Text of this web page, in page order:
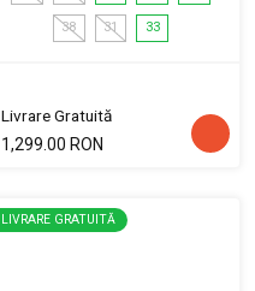
38 31 33
Livrare Gratuită
1,299.00 RON
LIVRARE GRATUITĂ